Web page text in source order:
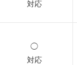
対応
◯
対応